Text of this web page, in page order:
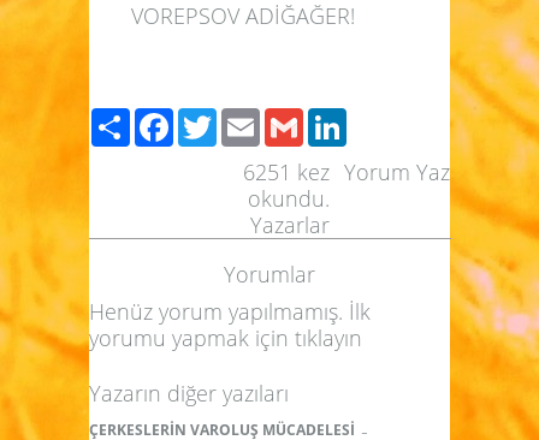
VOREPSOV ADİĞAĞER!
PaylaşFacebook
TwitterEmailGmail
Yorum Yaz
6251 kez
okundu.
Yazarlar
Yorumlar
Henüz yorum yapılmamış. İlk
yorumu yapmak için tıklayın
Yazarın diğer yazıları
ÇERKESLERİN VAROLUŞ MÜCADELESİ -